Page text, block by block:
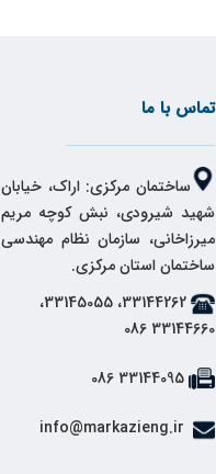
تماس با ما
ساختمان مرکزی: اراک، خیابان
شهید شیرودی، نبش کوچه مریم
میرزاخانی، سازمان نظام مهندسی
ساختمان استان مرکزی.
33144262، 33145055،
33144660 086
33144095 086